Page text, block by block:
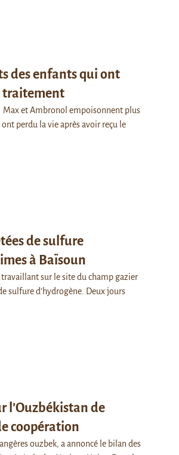
des enfants qui ont
traitement
Max et Ambronol empoisonnent plus
perdu la vie après avoir reçu le
de sulfure
à Baïsoun
sur le site du champ gazier
sulfure d’hydrogène. Deux jours
l’Ouzbékistan de
coopération
ouzbek, a annoncé le bilan des